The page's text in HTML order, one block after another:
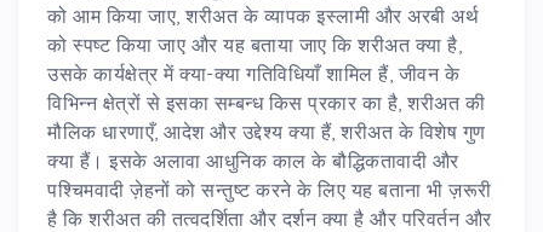
को आम किया जाए, शरीअत के व्यापक इस्लामी और अरबी अर्थ
को स्पष्ट किया जाए और यह बताया जाए कि शरीअत क्या है,
उसके कार्यक्षेत्र में क्या-क्या गतिविधियाँ शामिल हैं, जीवन के
विभिन्न क्षेत्रों से इसका सम्बन्ध किस प्रकार का है, शरीअत की
मौलिक धारणाएँ, आदेश और उद्देश्य क्या हैं, शरीअत के विशेष गुण
क्या हैं। इसके अलावा आधुनिक काल के बौद्धिकतावादी और
पश्चिमवादी ज़ेहनों को सन्तुष्ट करने के लिए यह बताना भी ज़रूरी
है कि शरीअत की तत्वदर्शिता और दर्शन क्या है और परिवर्तन और